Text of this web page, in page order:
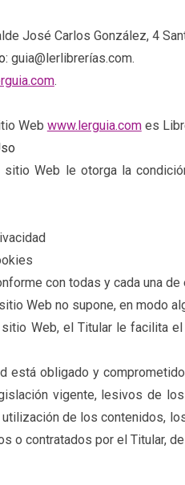
José Carlos González, 4
guia@lerlibrerías.com.
.
Web www.lerguia.comes
sitio Web le otorga la
con todas y cada una
Web no supone, en modo
Web, el Titular le facilita
está obligado y
vigente, lesivos de
de los contenidos,
o contratados por el Titular,